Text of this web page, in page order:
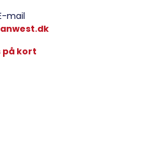
mail
på kort